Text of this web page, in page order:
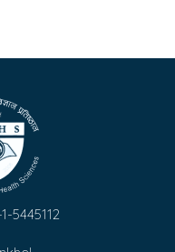
5445112